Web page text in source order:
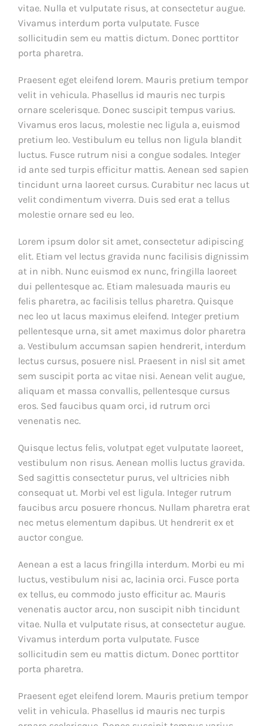
vitae. Nulla et vulputate risus, at consectetur augue.
Vivamus interdum porta vulputate. Fusce
sollicitudin sem eu mattis dictum. Donec porttitor
porta pharetra.
Praesent eget eleifend lorem. Mauris pretium tempor
velit in vehicula. Phasellus id mauris nec turpis
ornare scelerisque. Donec suscipit tempus varius.
Vivamus eros lacus, molestie nec ligula a, euismod
pretium leo. Vestibulum eu tellus non ligula blandit
luctus. Fusce rutrum nisi a congue sodales. Integer
id ante sed turpis efficitur mattis. Aenean sed sapien
tincidunt urna laoreet cursus. Curabitur nec lacus ut
velit condimentum viverra. Duis sed erat a tellus
molestie ornare sed eu leo.
Lorem ipsum dolor sit amet, consectetur adipiscing
elit. Etiam vel lectus gravida nunc facilisis dignissim
at in nibh. Nunc euismod ex nunc, fringilla laoreet
dui pellentesque ac. Etiam malesuada mauris eu
felis pharetra, ac facilisis tellus pharetra. Quisque
nec leo ut lacus maximus eleifend. Integer pretium
pellentesque urna, sit amet maximus dolor pharetra
a. Vestibulum accumsan sapien hendrerit, interdum
lectus cursus, posuere nisl. Praesent in nisl sit amet
sem suscipit porta ac vitae nisi. Aenean velit augue,
aliquam et massa convallis, pellentesque cursus
eros. Sed faucibus quam orci, id rutrum orci
venenatis nec.
Quisque lectus felis, volutpat eget vulputate laoreet,
vestibulum non risus. Aenean mollis luctus gravida.
Sed sagittis consectetur purus, vel ultricies nibh
consequat ut. Morbi vel est ligula. Integer rutrum
faucibus arcu posuere rhoncus. Nullam pharetra erat
nec metus elementum dapibus. Ut hendrerit ex et
auctor congue.
Aenean a est a lacus fringilla interdum. Morbi eu mi
luctus, vestibulum nisi ac, lacinia orci. Fusce porta
ex tellus, eu commodo justo efficitur ac. Mauris
venenatis auctor arcu, non suscipit nibh tincidunt
vitae. Nulla et vulputate risus, at consectetur augue.
Vivamus interdum porta vulputate. Fusce
sollicitudin sem eu mattis dictum. Donec porttitor
porta pharetra.
Praesent eget eleifend lorem. Mauris pretium tempor
velit in vehicula. Phasellus id mauris nec turpis